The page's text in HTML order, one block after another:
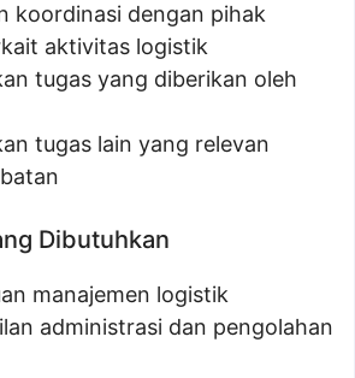
koordinasi dengan pihak
aktivitas logistik
tugas yang diberikan oleh
tugas lain yang relevan
Dibutuhkan
manajemen logistik
administrasi dan pengolahan